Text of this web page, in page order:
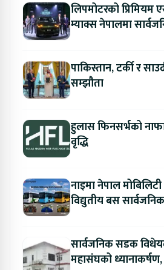
लिपमोटरको प्रिमियम
म्याक्स नेपालमा
पाकिस्तान, टर्की र
सम्झौता
हुलास फिनसर्भको
वृद्धि
नाइमा नेपाल
विद्युतीय बस
सार्वजनिक सडक
महासंघको